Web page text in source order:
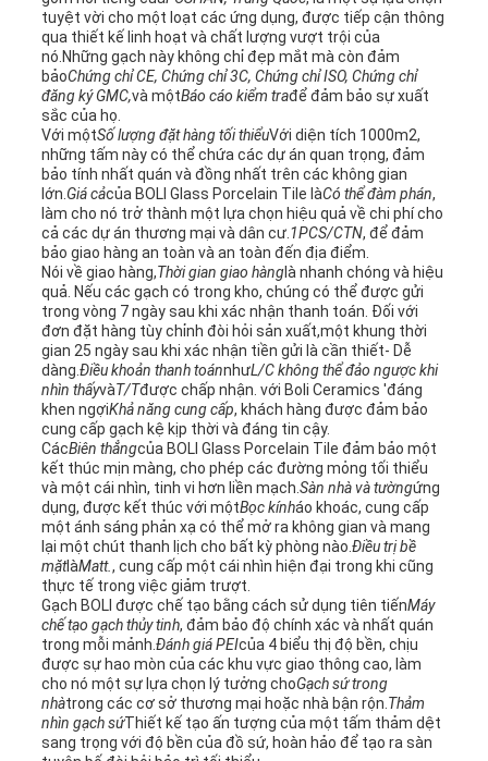
tuyệt vời cho một loạt các ứng dụng, được tiếp cận thông
qua thiết kế linh hoạt và chất lượng vượt trội của
nó.Những gạch này không chỉ đẹp mắt mà còn đảm
bảoChứng chỉ CE, Chứng chỉ 3C, Chứng chỉ ISO, Chứng chỉ
đăng ký GMC,và mộtBáo cáo kiểm trađể đảm bảo sự xuất
sắc của họ.
Với mộtSố lượng đặt hàng tối thiểuVới diện tích 1000m2,
những tấm này có thể chứa các dự án quan trọng, đảm
bảo tính nhất quán và đồng nhất trên các không gian
lớn.Giá cảcủa BOLI Glass Porcelain Tile làCó thể đàm phán,
làm cho nó trở thành một lựa chọn hiệu quả về chi phí cho
cả các dự án thương mại và dân cư.1PCS/CTN, để đảm
bảo giao hàng an toàn và an toàn đến địa điểm.
Nói về giao hàng,Thời gian giao hànglà nhanh chóng và hiệu
quả. Nếu các gạch có trong kho, chúng có thể được gửi
trong vòng 7 ngày sau khi xác nhận thanh toán. Đối với
đơn đặt hàng tùy chỉnh đòi hỏi sản xuất,một khung thời
gian 25 ngày sau khi xác nhận tiền gửi là cần thiết- Dễ
dàng.Điều khoản thanh toánnhưL/C không thể đảo ngược khi
nhìn thấyvàT/Tđược chấp nhận. với Boli Ceramics 'đáng
khen ngợiKhả năng cung cấp, khách hàng được đảm bảo
cung cấp gạch kệ kịp thời và đáng tin cậy.
CácBiên thẳngcủa BOLI Glass Porcelain Tile đảm bảo một
kết thúc mịn màng, cho phép các đường mỏng tối thiểu
và một cái nhìn, tinh vi hơn liền mạch.Sàn nhà và tườngứng
dụng, được kết thúc với mộtBọc kínháo khoác, cung cấp
một ánh sáng phản xạ có thể mở ra không gian và mang
lại một chút thanh lịch cho bất kỳ phòng nào.Điều trị bề
mặtlàMatt., cung cấp một cái nhìn hiện đại trong khi cũng
thực tế trong việc giảm trượt.
Gạch BOLI được chế tạo bằng cách sử dụng tiên tiếnMáy
chế tạo gạch thủy tinh, đảm bảo độ chính xác và nhất quán
trong mỗi mảnh.Đánh giá PEIcủa 4 biểu thị độ bền, chịu
được sự hao mòn của các khu vực giao thông cao, làm
cho nó một sự lựa chọn lý tưởng choGạch sứ trong
nhàtrong các cơ sở thương mại hoặc nhà bận rộn.Thảm
nhìn gạch sứThiết kế tạo ấn tượng của một tấm thảm dệt
sang trọng với độ bền của đồ sứ, hoàn hảo để tạo ra sàn